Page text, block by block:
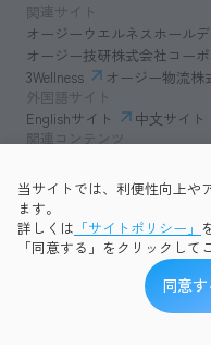
当サイトでは、利便性向上や
ます。
詳しくは 「サイトポリシー」
「同意する」をクリックして
同意す
関連サイト
オージーウエルネスホール
オージー技研株式会社コー
3Wellness
オージー物流株
外国語サイト
Englishサイト
中文サイト
関連コンテンツ
透明性ガイドライン
プライバシーポリシー
コミュニティガイドライン
Copyright © 2026 OG